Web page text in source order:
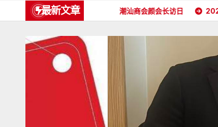
最新文章
2026年5月16日杭州潮汕商会颜会长访日 2026年4月26日